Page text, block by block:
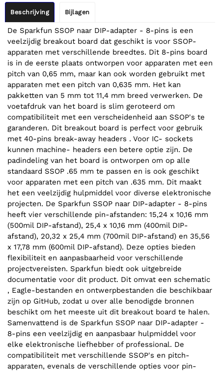
Beschrijving Bijlagen
De Sparkfun SSOP naar DIP-adapter - 8-pins is een
veelzijdig breakout board dat geschikt is voor SSOP-
apparaten met verschillende breedtes. Dit 8-pins board
is in de eerste plaats ontworpen voor apparaten met een
pitch van 0,65 mm, maar kan ook worden gebruikt met
apparaten met een pitch van 0,635 mm. Het kan
pakketten van 5 mm tot 11,4 mm breed verwerken. De
voetafdruk van het board is slim geroteerd om
compatibiliteit met een verscheidenheid aan SSOP's te
garanderen. Dit breakout board is perfect voor gebruik
met 40-pins break-away headers . Voor IC- sockets
kunnen machine- headers een betere optie zijn. De
padindeling van het board is ontworpen om op alle
standaard SSOP .65 mm te passen en is ook geschikt
voor apparaten met een pitch van .635 mm. Dit maakt
het een veelzijdig hulpmiddel voor diverse elektronische
projecten. De Sparkfun SSOP naar DIP-adapter - 8-pins
heeft vier verschillende pin-afstanden: 15,24 x 10,16 mm
(500mil DIP-afstand), 25,4 x 10,16 mm (400mil DIP-
afstand), 20,32 x 25,4 mm (700mil DIP-afstand) en 35,56
x 17,78 mm (600mil DIP-afstand). Deze opties bieden
flexibiliteit en aanpasbaarheid voor verschillende
projectvereisten. Sparkfun biedt ook uitgebreide
documentatie voor dit product. Dit omvat een schematic
, Eagle-bestanden en ontwerpbestanden die beschikbaar
zijn op GitHub, zodat u over alle benodigde bronnen
beschikt om het meeste uit dit breakout board te halen.
Samenvattend is de Sparkfun SSOP naar DIP-adapter -
8-pins een veelzijdig en aanpasbaar hulpmiddel voor
elke elektronische liefhebber of professional. De
compatibiliteit met verschillende SSOP's en pitch-
apparaten, evenals de verschillende opties voor pin-